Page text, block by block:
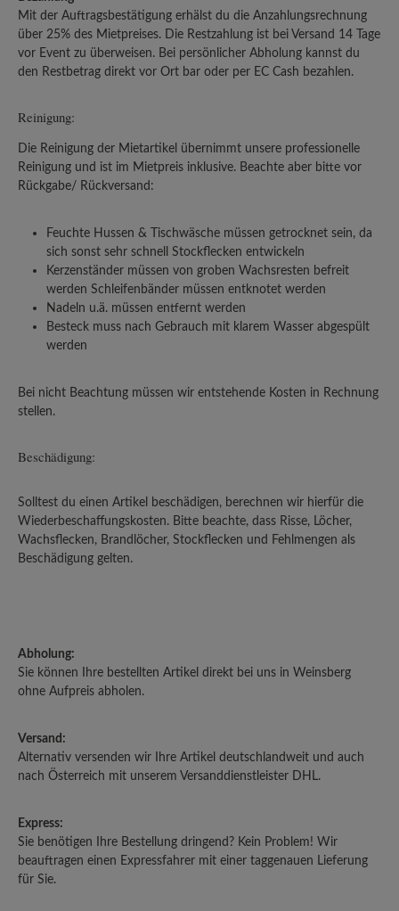
Mit der Auftragsbestätigung erhälst du die Anzahlungsrechnung
über 25% des Mietpreises. Die Restzahlung ist bei Versand 14 Tage
vor Event zu überweisen. Bei persönlicher Abholung kannst du
den Restbetrag direkt vor Ort bar oder per EC Cash bezahlen.
Reinigung:
Die Reinigung der Mietartikel übernimmt unsere professionelle
Reinigung und ist im Mietpreis inklusive. Beachte aber bitte vor
Rückgabe/ Rückversand:
Feuchte Hussen & Tischwäsche müssen getrocknet sein, da
sich sonst sehr schnell Stockflecken entwickeln
Kerzenständer müssen von groben Wachsresten befreit
werden Schleifenbänder müssen entknotet werden
Nadeln u.ä. müssen entfernt werden
Besteck muss nach Gebrauch mit klarem Wasser abgespült
werden
Bei nicht Beachtung müssen wir entstehende Kosten in Rechnung
stellen.
Beschädigung:
Solltest du einen Artikel beschädigen, berechnen wir hierfür die
Wiederbeschaffungskosten. Bitte beachte, dass Risse, Löcher,
Wachsflecken, Brandlöcher, Stockflecken und Fehlmengen als
Beschädigung gelten.
Abholung:
Sie können Ihre bestellten Artikel direkt bei uns in Weinsberg
ohne Aufpreis abholen.
Versand:
Alternativ versenden wir Ihre Artikel deutschlandweit und auch
nach Österreich mit unserem Versanddienstleister DHL.
Express:
Sie benötigen Ihre Bestellung dringend? Kein Problem! Wir
beauftragen einen Expressfahrer mit einer taggenauen Lieferung
für Sie.